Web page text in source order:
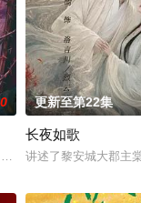
南越酷文化传媒有限公
更新至第22集
长夜如歌
讲述了黎安城大郡主